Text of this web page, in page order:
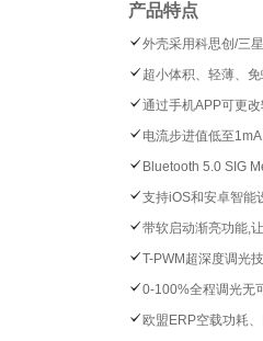
产品特点
外壳采用科思创/三
超小体积、轻薄、
通过手机APP可更
电流步进值低至
Bluetooth 5.0 SIG
支持iOS和安卓智能
带软启动渐亮功能,
T-PWM超深度调光
0-100%全程调光无
欧盟ERP空载功耗